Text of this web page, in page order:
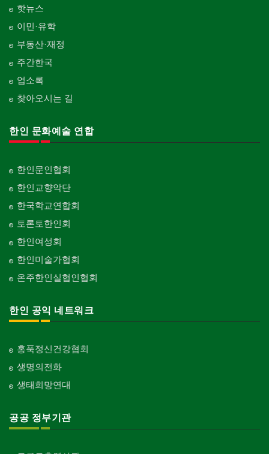
핫뉴스
이민·유학
부동산·재정
주간한국
업소록
찾아오시는 길
한인 문화예술 연합
한인문인협회
한인교향악단
한국학교연합회
토론토한인회
한인여성회
한인미술가협회
온주한인실협인협회
한인 공익 네트워크
홍푹정신건강협회
생명의전화
생태희망연대
공공 정부기관